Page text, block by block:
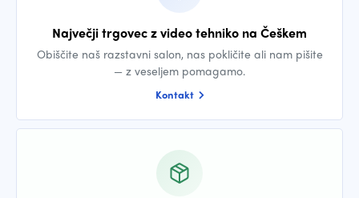
Največji trgovec z video tehniko na Češkem
Obiščite naš razstavni salon, nas pokličite ali nam pišite
— z veseljem pomagamo.
Kontakt